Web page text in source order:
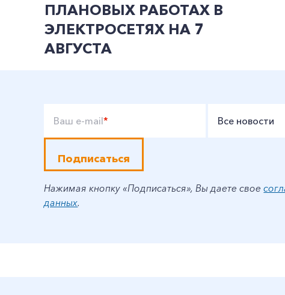
ПЛАНОВЫХ РАБОТАХ В
ЭЛЕКТРОСЕТЯХ НА 7
АВГУСТА
Ваш e-mail* Все новости
Подписаться
Нажимая кнопку «Подписаться», Вы даете свое
данных.